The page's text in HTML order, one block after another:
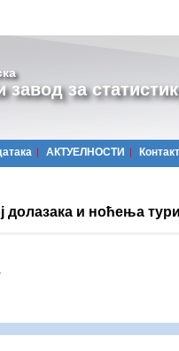
завод за
АКТУЕЛНОСТИ Контакт
долазака и ноћења